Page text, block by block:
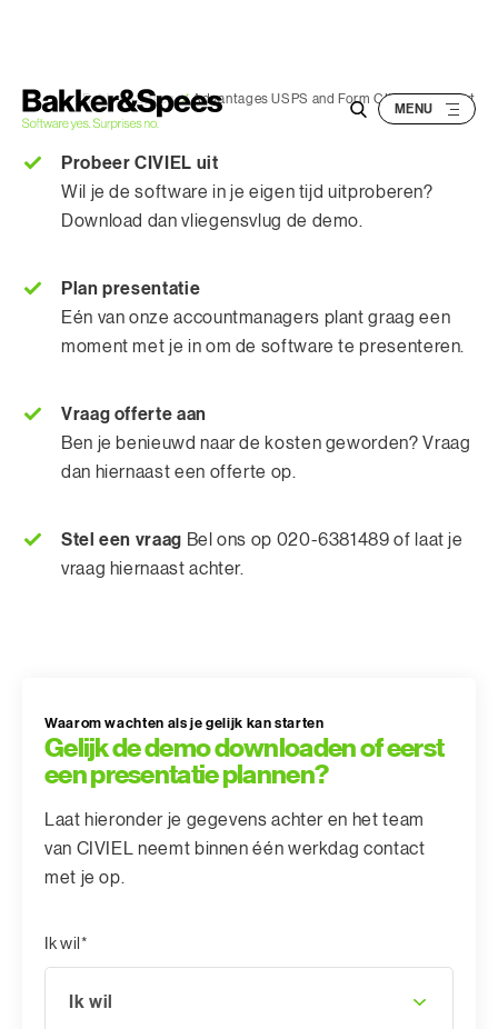
Bakker&Spees / Advantages USPS and Form CIVIEL – Layout
Probeer CIVIEL uit
Wil je de software in je eigen tijd uitproberen?
Download dan vliegensvlug de demo.
Plan presentatie
Eén van onze accountmanagers plant graag een
moment met je in om de software te presenteren.
Vraag offerte aan
Ben je benieuwd naar de kosten geworden? Vraag
dan hiernaast een offerte op.
Stel een vraag Bel ons op 020-6381489 of laat je
vraag hiernaast achter.
Waarom wachten als je gelijk kan starten
Gelijk de demo downloaden of eerst
een presentatie plannen?
Laat hieronder je gegevens achter en het team
van CIVIEL neemt binnen één werkdag contact
met je op.
Ik wil*
Ik wil